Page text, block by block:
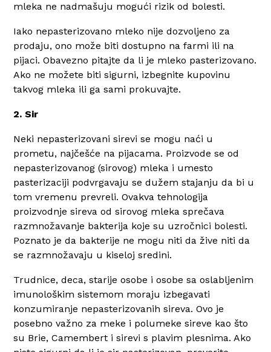
mleka ne nadmašuju mogući rizik od bolesti.
Iako nepasterizovano mleko nije dozvoljeno za
prodaju, ono može biti dostupno na farmi ili na
pijaci. Obavezno pitajte da li je mleko pasterizovano.
Ako ne možete biti sigurni, izbegnite kupovinu
takvog mleka ili ga sami prokuvajte.
2. Sir
Neki nepasterizovani sirevi se mogu naći u
prometu, najčešće na pijacama. Proizvode se od
nepasterizovanog (sirovog) mleka i umesto
pasterizaciji podvrgavaju se dužem stajanju da bi u
tom vremenu prevreli. Ovakva tehnologija
proizvodnje sireva od sirovog mleka sprečava
razmnožavanje bakterija koje su uzročnici bolesti.
Poznato je da bakterije ne mogu niti da žive niti da
se razmnožavaju u kiseloj sredini.
Trudnice, deca, starije osobe i osobe sa oslabljenim
imunološkim sistemom moraju izbegavati
konzumiranje nepasterizovanih sireva. Ovo je
posebno važno za meke i polumeke sireve kao što
su Brie, Camembert i sirevi s plavim plesnima. Ako